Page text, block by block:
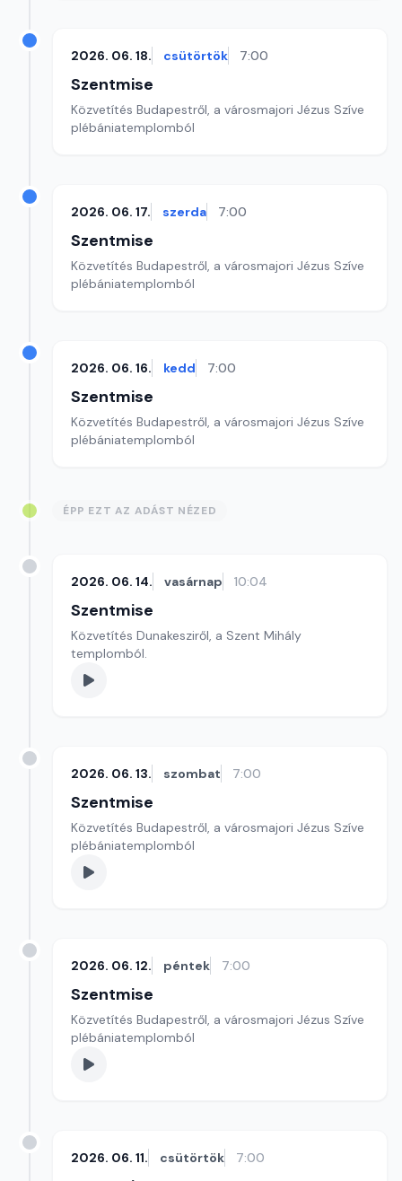
2026. 06. 18. csütörtök 7:00
Szentmise
Közvetítés Budapestről, a városmajori Jézus Szíve
plébániatemplomból
2026. 06. 17. szerda 7:00
Szentmise
Közvetítés Budapestről, a városmajori Jézus Szíve
plébániatemplomból
2026. 06. 16. kedd 7:00
Szentmise
Közvetítés Budapestről, a városmajori Jézus Szíve
plébániatemplomból
ÉPP EZT AZ ADÁST NÉZED
2026. 06. 14. vasárnap 10:04
Szentmise
Közvetítés Dunakesziről, a Szent Mihály
templomból.
2026. 06. 13. szombat 7:00
Szentmise
Közvetítés Budapestről, a városmajori Jézus Szíve
plébániatemplomból
2026. 06. 12. péntek 7:00
Szentmise
Közvetítés Budapestről, a városmajori Jézus Szíve
plébániatemplomból
2026. 06. 11. csütörtök 7:00